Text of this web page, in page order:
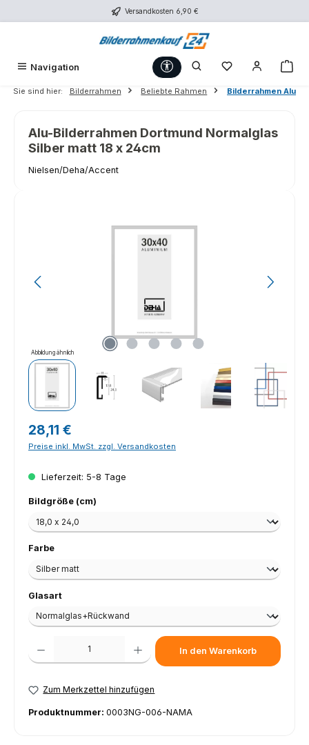
Zum Hauptinhalt springen Versandkosten 6,90 €
Navigation Werkzeugleiste anzeigen
Du hast 0
Sie sind hier: Bilderrahmen Beliebte Rahmen Bilderrahmen Alu
Alu-Bilderrahmen Dortmund Normalglas
Silber matt 18 x 24cm
Nielsen/Deha/Accent
Abbildung ähnlich
Regulärer Preis:
28,11 €
Preise inkl. MwSt. zzgl. Versandkosten
Lieferzeit: 5-8 Tage
Bildgröße (cm)
Farbeauswählen
Glasartauswählen
Produkt Anzahl: Gib den gewünschten Wert ein oder benutze die
In den Warenkorb
Zum Merkzettel hinzufügen
Produktnummer: 0003NG-006-NAMA